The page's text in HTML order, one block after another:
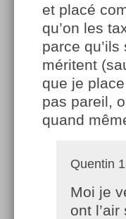
et placé
qu’on les
parce
méritent
que je
pas pareil,
quand
Quentin
Moi je
ont